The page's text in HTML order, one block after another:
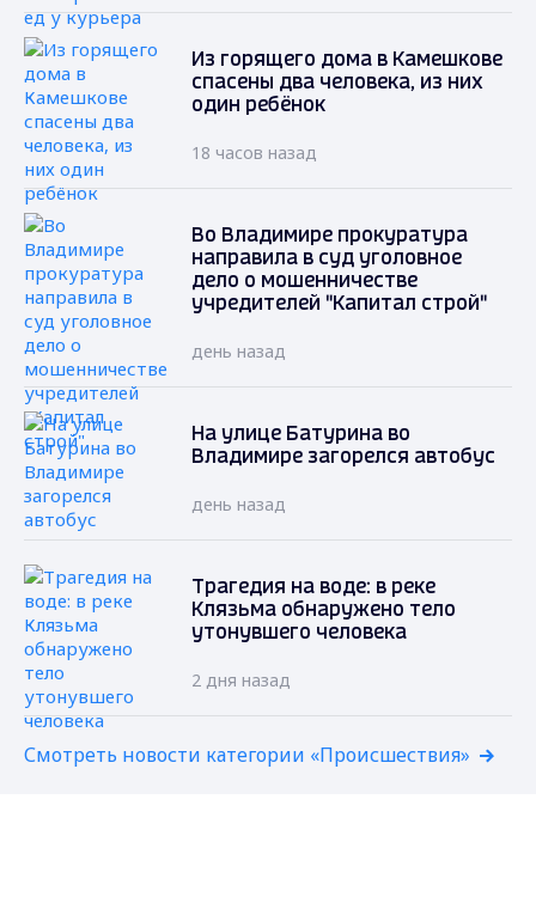
Из горящего дома в Камешкове
спасены два человека, из них
один ребёнок
18 часов назад
Во Владимире прокуратура
направила в суд уголовное
дело о мошенничестве
учредителей "Капитал строй"
день назад
На улице Батурина во
Владимире загорелся автобус
день назад
Трагедия на воде: в реке
Клязьма обнаружено тело
утонувшего человека
2 дня назад
Смотреть новости категории «Происшествия»